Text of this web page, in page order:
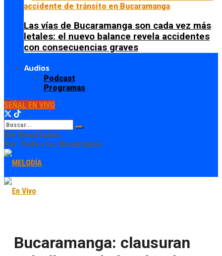
Las vías de Bucaramanga son cada vez más
letales: el nuevo balance revela accidentes
con consecuencias graves
Audios
Podcast
Programas
SEÑAL EN VIVO
Sin Resultados
Ver Todos los Resultados
Bucaramanga: clausuran